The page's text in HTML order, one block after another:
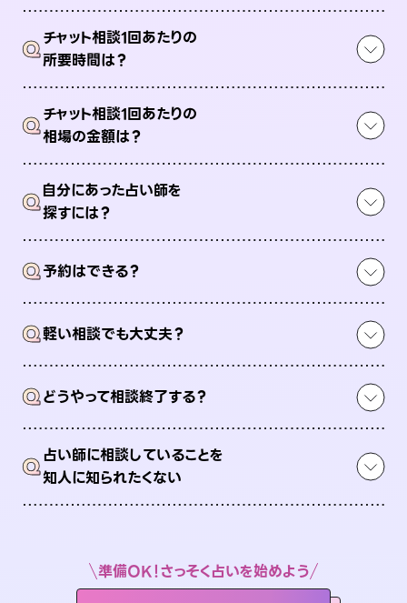
Qチャット相談1回あたりの
所要時間は？
Qチャット相談1回あたりの
相場の金額は？
Q自分にあった占い師を
探すには？
Q予約はできる？
Q軽い相談でも大丈夫？
Qどうやって相談終了する？
Q占い師に相談していることを
知人に知られたくない
準備OK！さっそく占いを始めよう